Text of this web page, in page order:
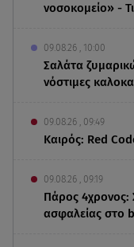
νοσοκομείο» -
09.08.26 , 10:00
Σαλάτα
νόστιμες
09.08.26 , 09:49
Καιρός: Red
09.08.26 , 09:19
Πάρος 4χρονος:
ασφαλείας στο